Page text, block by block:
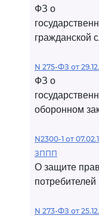
ФЗ о
гражданской
N 275-ФЗ от
ФЗ о
оборонном
N2300-1 от
ЗППП
О защите прав
потребителей
N 273-ФЗ от